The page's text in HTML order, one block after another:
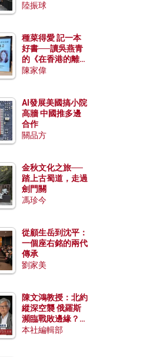
陸振球
種菜得愛 記一本
好書──讀吳燕青
的《在香港的離島
種菜》
陳家偉
AI發展美國搞小院
高牆 中國推多邊
合作
關品方
金秋文化之旅──
踏上古蜀道，走過
劍門關
馮珍今
從顧生岳到沈平：
一個座右銘的兩代
傳承
劉家美
陳文鴻教授：北約
縱深空襲 俄羅斯
瀕臨戰敗邊緣？中
國零部件能左右戰
本社編輯部